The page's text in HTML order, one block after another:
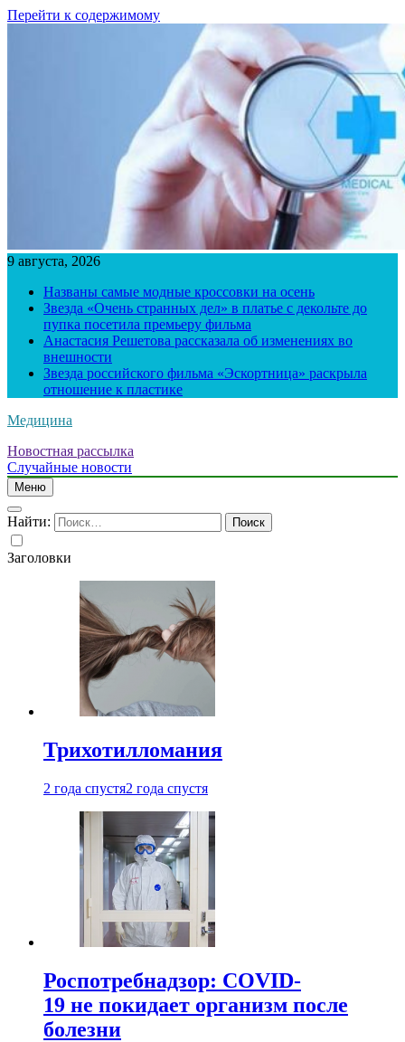
Перейти к содержимому
9 августа, 2026
Названы самые модные кроссовки на осень
Звезда «Очень странных дел» в платье с декольте до
пупка посетила премьеру фильма
Анастасия Решетова рассказала об изменениях во
внешности
Звезда российского фильма «Эскортница» раскрыла
отношение к пластике
Медицина
Новостная рассылка
Случайные новости
Меню
Найти:
Заголовки
Трихотилломания
2 года спустя2 года спустя
Роспотребнадзор: COVID-
19 не покидает организм после
болезни